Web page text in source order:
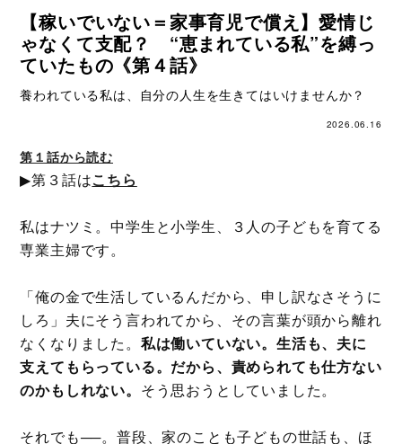
【稼いでいない＝家事育児で償え】愛情じ
ゃなくて支配？ “恵まれている私”を縛っ
ていたもの《第４話》
養われている私は、自分の人生を生きてはいけませんか？
2026.06.16
第１話から読む
▶第３話はこちら
私はナツミ。中学生と小学生、３人の子どもを育てる
専業主婦です。
「俺の金で生活しているんだから、申し訳なさそうに
しろ」夫にそう言われてから、その言葉が頭から離れ
なくなりました。 私は働いていない。生活も、夫に
支えてもらっている。だから、責められても仕方ない
のかもしれない。 そう思おうとしていました。
それでも──。普段、家のことも子どもの世話も、ほ